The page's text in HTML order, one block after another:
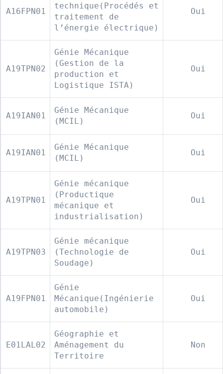
A16FPN01
technique(Procédés et
traitement de
l’énergie électrique)
Oui
A19TPN02
Génie Mécanique
(Gestion de la
production et
Logistique ISTA)
Oui
A19IAN01
Génie Mécanique
(MCIL)
Oui
A19IAN01
Génie Mécanique
(MCIL)
Oui
A19TPN01
Génie mécanique
(Productique
mécanique et
industrialisation)
Oui
A19TPN03
Génie mécanique
(Technologie de
Soudage)
Oui
A19FPN01
Génie
Mécanique(Ingénierie
automobile)
Oui
E01LAL02
Géographie et
Aménagement du
Territoire
Non